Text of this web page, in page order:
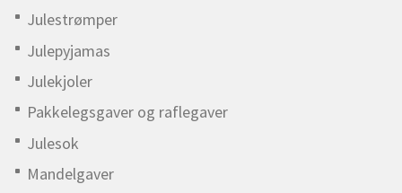
Julestrømper
Julepyjamas
Julekjoler
Pakkelegsgaver og raflegaver
Julesok
Mandelgaver